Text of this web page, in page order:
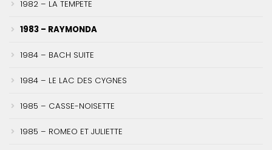
1982 – LA TEMPETE
1983 – RAYMONDA
1984 – BACH SUITE
1984 – LE LAC DES CYGNES
1985 – CASSE-NOISETTE
1985 – ROMEO ET JULIETTE